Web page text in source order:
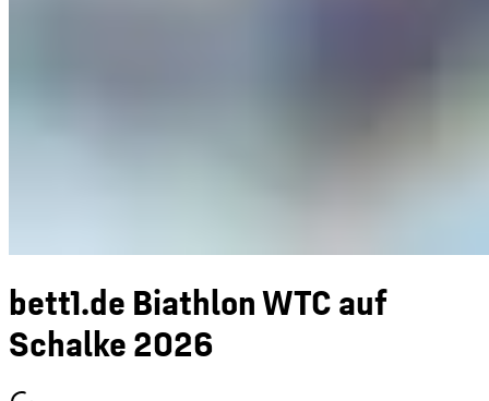
bett1.de Biathlon WTC auf
Schalke 2026